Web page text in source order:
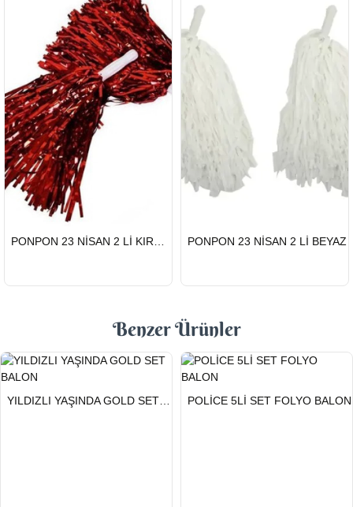
GÖNDERİ
GÖNDERİ
PONPON 23 NİSAN 2 Lİ BEYAZ
Benzer Ürünler
GÖNDERİ
HIZLI
GÖNDERİ
POLİCE 5Lİ SET FOLYO BALON